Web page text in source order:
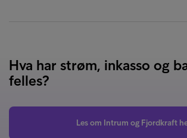
Hva har strøm, inkasso og
felles?
Les om Intrum og Fjordkraft